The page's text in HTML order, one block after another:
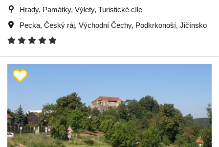
Hrady, Památky, Výlety, Turistické cíle
Pecka, Český ráj, Východní Čechy, Podkrkonoší, Jičínsko